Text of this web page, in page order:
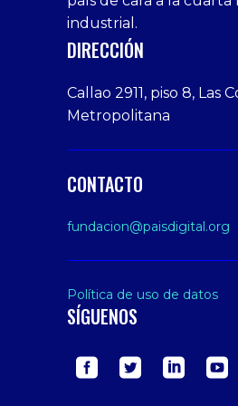
1xbet
bonusu
siteler
tarafbet
siteler
Tits
Amateur
Video
Xxx
Big
sex
Step
Son
economía digital y el
país de cara a la cuarta
industrial.
DIRECCIÓN
Callao 2911, piso 8, Las
Metropolitana
CONTACTO
fundacion@paisdigital.org
Política de uso de datos
SÍGUENOS